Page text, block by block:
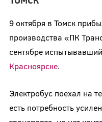
9 октября в Томск
производства «ПК
сентябре
Красноярске.
Электробус поехал на
есть потребность